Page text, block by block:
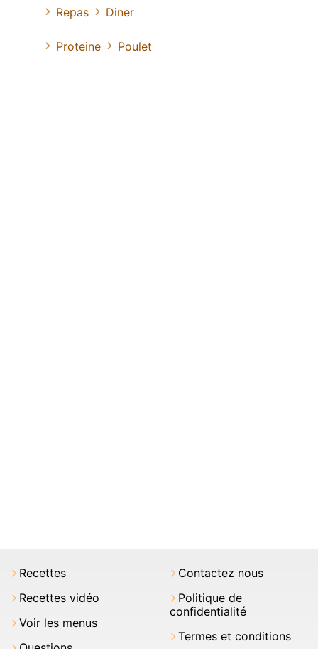
Repas Diner
Proteine Poulet
Recettes
Recettes vidéo
Voir les menus
Contactez nous
Politique de
confidentialité
Termes et conditions